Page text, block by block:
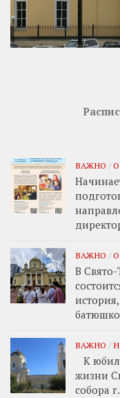
ВАЖНО /
ВАЖНО /
В
ВАЖНО /
К
жизни
собора